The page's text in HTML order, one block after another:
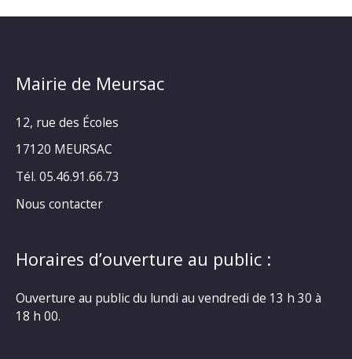
Mairie de Meursac
12, rue des Écoles
17120 MEURSAC
Tél. 05.46.91.66.73
Nous contacter
Horaires d’ouverture au public :
Ouverture au public du lundi au vendredi de 13 h 30 à
18 h 00.